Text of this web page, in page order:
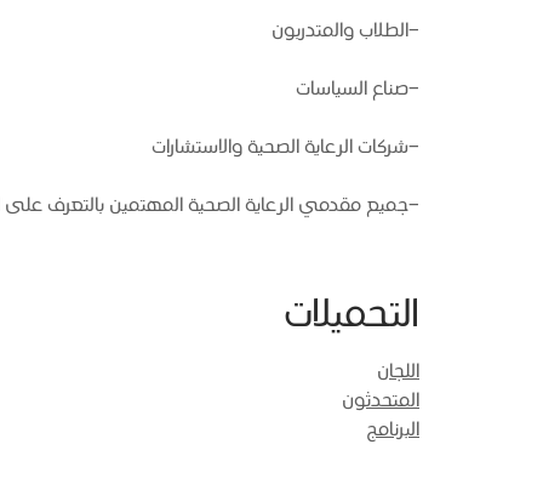
-الطلاب والمتدربون
-صناع السياسات
-شركات الرعاية الصحية والاستشارات
-جميع مقدمي الرعاية الصحية المهتمين بالتعرف على
التحميلات
اللجان
المتحدثون
البرنامج